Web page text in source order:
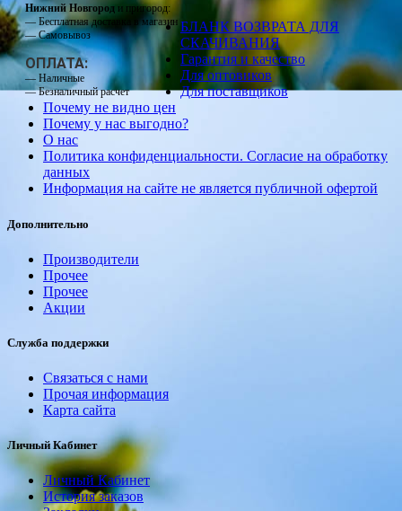
Нижний Новгород и пригород:
— Бесплатная доставка в магазин
— Самовывоз
ОПЛАТА:
— Наличные
— Безналичный расчет
БЛАНК ВОЗВРАТА ДЛЯ
СКАЧИВАНИЯ
Гарантия и качество
Для оптовиков
Для поставщиков
Почему не видно цен
Почему у нас выгодно?
О нас
Политика конфиденциальности. Согласие на обработку
данных
Информация на сайте не является публичной офертой
Дополнительно
Производители
Прочее
Прочее
Акции
Служба поддержки
Связаться с нами
Прочая информация
Карта сайта
Личный Кабинет
Личный Кабинет
История заказов